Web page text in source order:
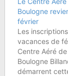
monde, et
dans un
complètement
rénové.Un vrai
programme
: Football,
Natation à…
Boulogne
février
Les
vacances de
Centre Aéré de
Boulogne
démarrent